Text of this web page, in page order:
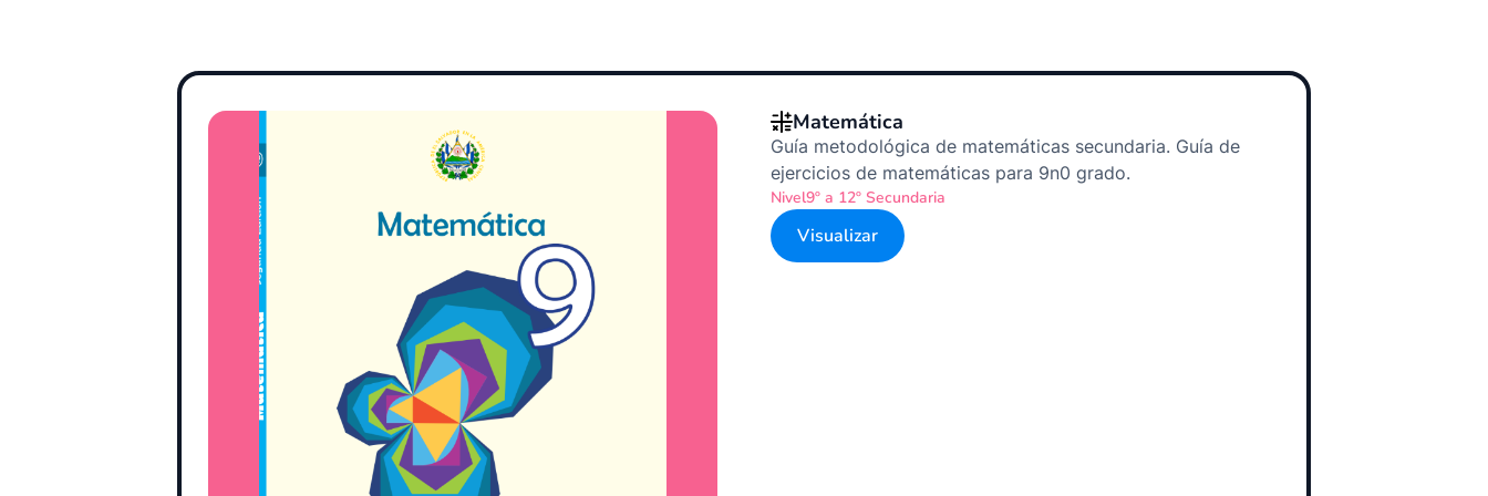
Matemática
Guía metodológica de matemáticas secundaria. Guía de
ejercicios de matemáticas para 9n0 grado.
Nivel9º a 12º Secundaria
Visualizar